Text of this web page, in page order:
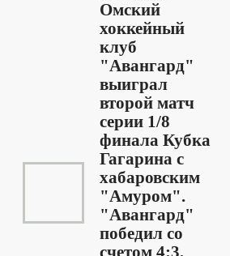
Омский
хоккейный
клуб
"Авангард"
выиграл
второй матч
серии 1/8
финала Кубка
Гагарина с
хабаровским
"Амуром".
"Авангард"
победил со
счетом 4:3,